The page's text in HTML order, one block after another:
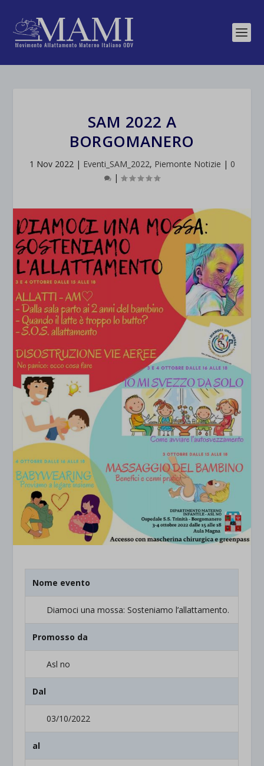
SAM 2022 A
BORGOMANERO
1 Nov 2022| Eventi_SAM_2022, Piemonte Notizie | 0
|
Nome evento
Diamoci una mossa: Sosteniamo l’allattamento.
Promosso da
Asl no
Dal
03/10/2022
al